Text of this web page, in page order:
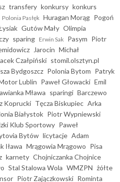
transfery konkursy konkurs
Polonia Pasłęk Huragan Morąg Pogoń
Gutów Mały Olimpia
sparing Erwin Sak Pasym Piotr
Jarocin Michał
Czałpiński stomil.olsztyn.pl
Bydgoszcz Polonia Bytom Patryk
Lublin Paweł Głowacki Emil
Mława sparingi Barczewo
Koprucki Tęcza Biskupiec Arka
Białystok Piotr Wypniewski
Klub Sportowy Paweł
Bytów licytacje Adam
Iława Mrągowia Mrągowo Pisa
karnety Chojniczanka Chojnice
Stal Stalowa Wola WMZPN żółte
Piotr Zajączkowski Rominta